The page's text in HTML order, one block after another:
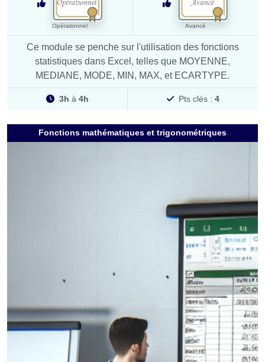
Opérationnel Avancé
Ce module se penche sur l'utilisation des fonctions
statistiques dans Excel, telles que MOYENNE,
MEDIANE, MODE, MIN, MAX, et ECARTYPE.
3h à 4h Pts clés : 4
Fonctions mathématiques et trigonométriques